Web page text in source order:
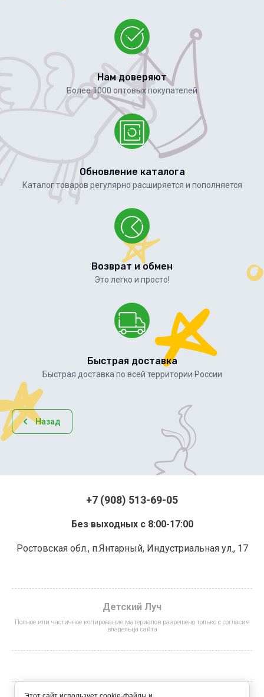
Нам доверяют
Более 1000 оптовых покупателей
Обновление каталога
Каталог товаров регулярно расширяется и пополняется
Возврат и обмен
Это легко и просто!
Быстрая доставка
Быстрая доставка по всей территории России
Назад
+7 (908) 513-69-05
Без выходных с 8:00-17:00
Ростовская обл., п.Янтарный, Индустриальная ул., 17
Детский Луч
Полное или частичное копирование материалов разрешено только с согласия
владельца сайта